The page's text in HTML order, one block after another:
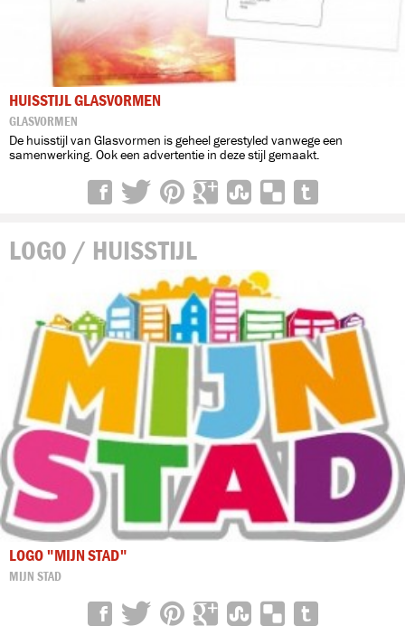
HUISSTIJL GLASVORMEN
GLASVORMEN
De huisstijl van Glasvormen is geheel gerestyled vanwege een
samenwerking. Ook een advertentie in deze stijl gemaakt.
LOGO / HUISSTIJL
LOGO "MIJN STAD"
MIJN STAD